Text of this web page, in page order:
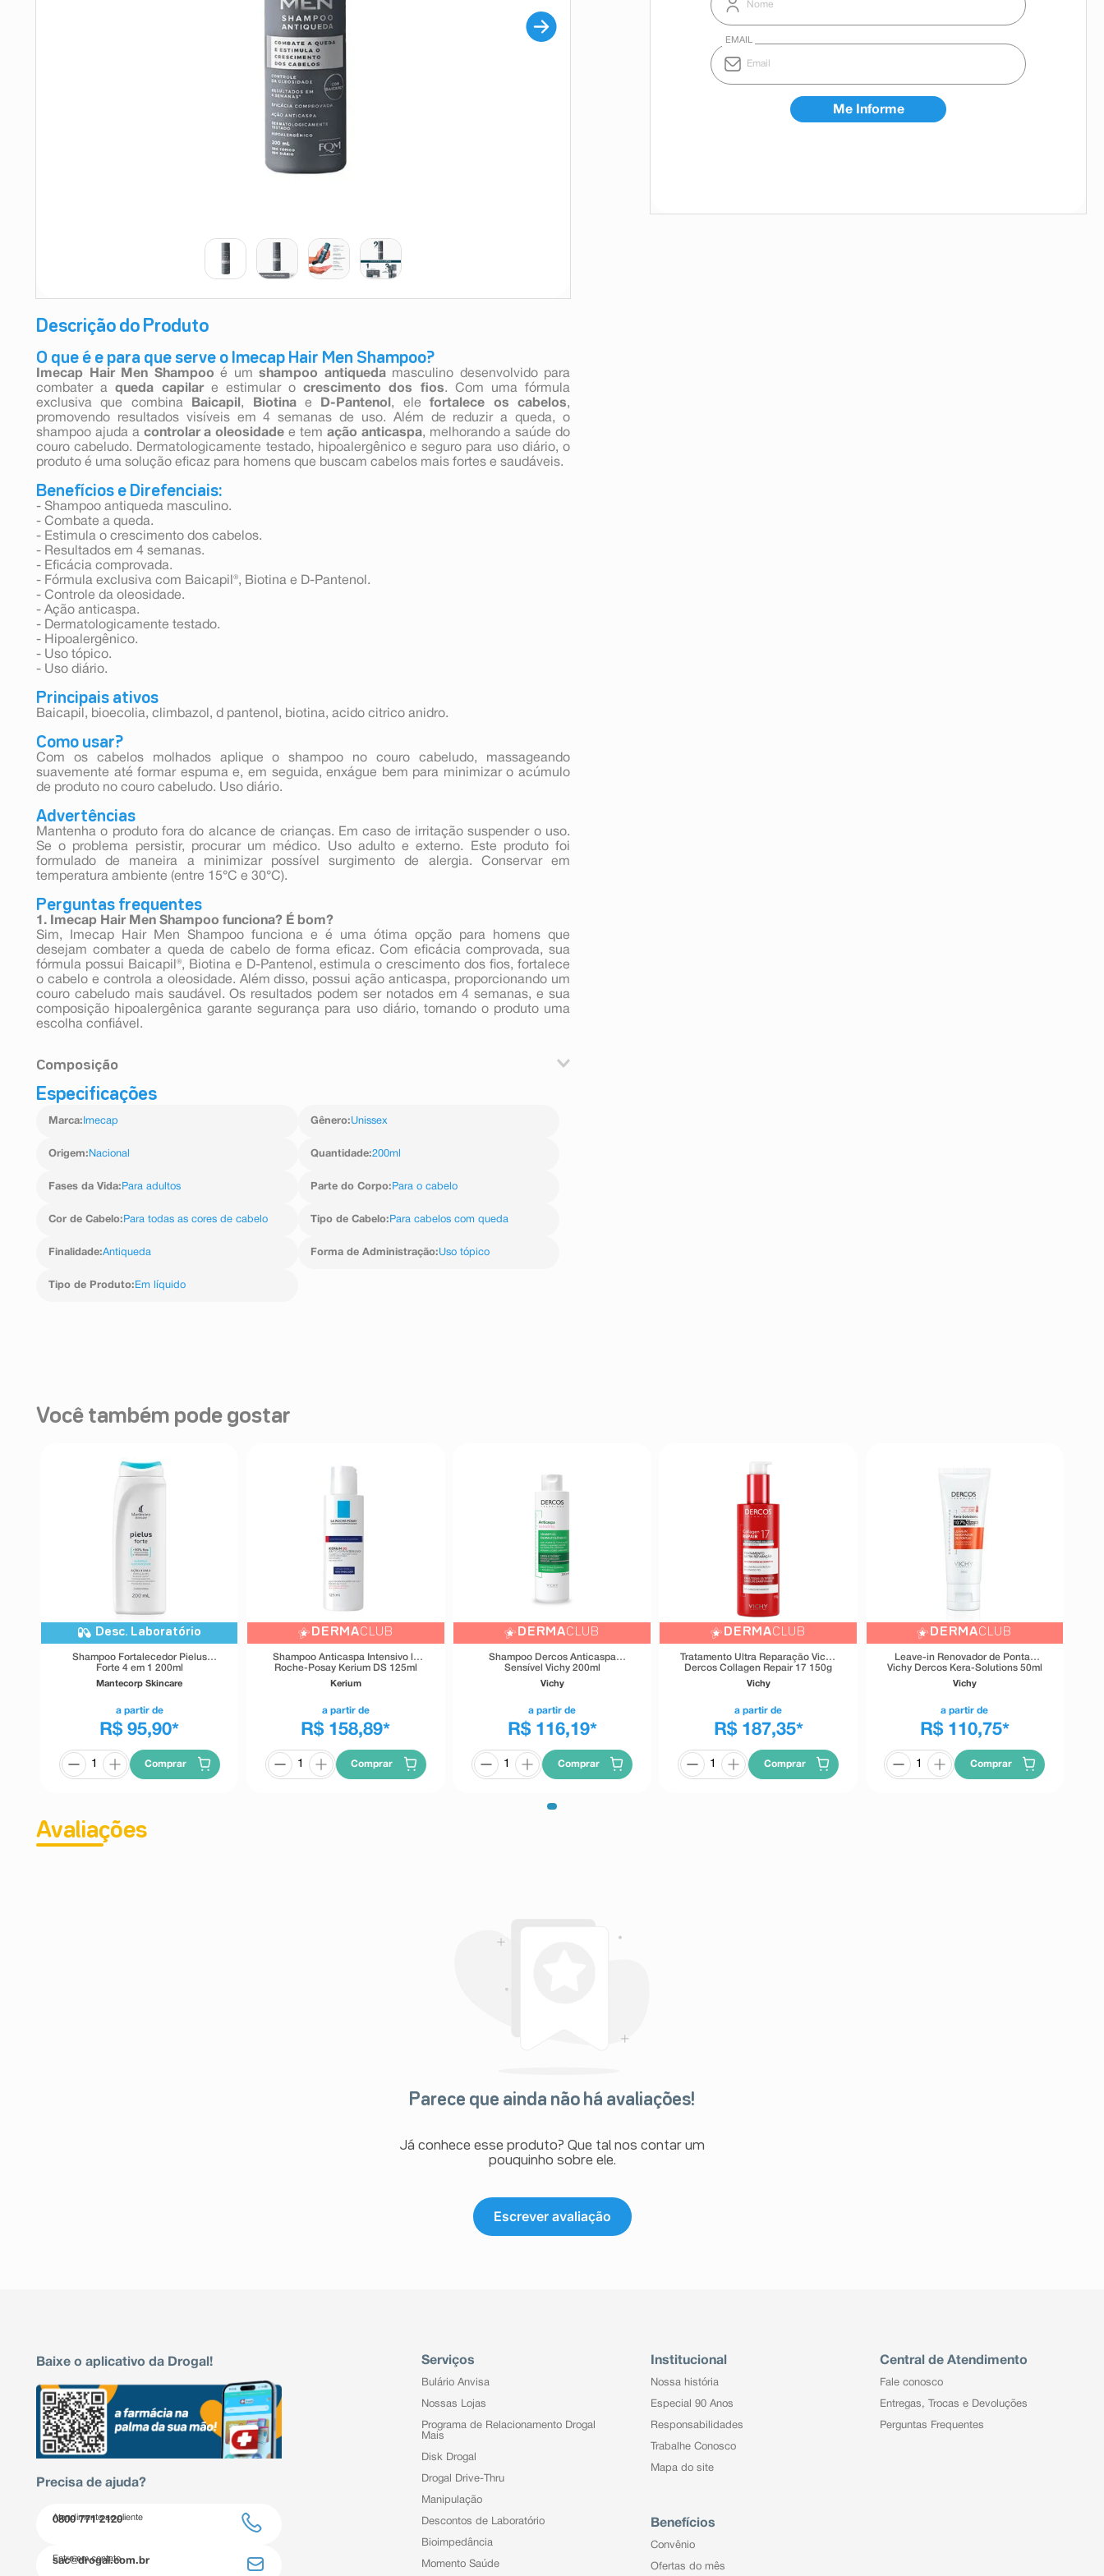
Descrição do Produto
O que é e para que serve o Imecap Hair Men Shampoo?
Imecap Hair Men Shampoo é um shampoo antiquedamasculino desenvolvido para
combater aqueda capilare estimular ocrescimento dos fios. Com uma fórmula
exclusiva que combina
Baicapil , Biotinae D-Pantenol , elefortalece os cabelos,
promovendo resultados visíveis em 4 semanas de uso. Além de reduzir a queda, o
shampoo ajuda a controlar a oleosidade e tem ação anticaspa, melhorando a saúde do
couro cabeludo. Dermatologicamente testado, hipoalergênico e seguro para uso diário, o
produto é uma solução eficaz para homens que buscam cabelos mais fortes e saudáveis.
Benefícios e Direfenciais:
- Shampoo antiqueda masculino.
- Combate a queda.
- Estimula o crescimento dos cabelos.
- Resultados em 4 semanas.
- Eficácia comprovada.
- Fórmula exclusiva com Baicapil®, Biotina e D-Pantenol.
- Controle da oleosidade.
- Ação anticaspa.
- Dermatologicamente testado.
- Hipoalergênico.
- Uso tópico.
- Uso diário.
Principais ativos
Baicapil, bioecolia, climbazol, d pantenol, biotina, acido citrico anidro.
Como usar?
Com os cabelos molhados aplique o shampoo no couro cabeludo, massageando
suavemente até formar espuma e, em seguida, enxágue bem para minimizar o acúmulo
de produto no couro cabeludo. Uso diário.
Advertências
Mantenha o produto fora do alcance de crianças. Em caso de irritação suspender o uso.
Se o problema persistir, procurar um médico. Uso adulto e externo. Este produto foi
formulado de maneira a minimizar possível surgimento de alergia. Conservar em
temperatura ambiente (entre 15°C e 30°C).
Perguntas frequentes
1. Imecap Hair Men Shampoo funciona? É bom?
Sim, Imecap Hair Men Shampoo funciona e é uma ótima opção para homens que
desejam combater a queda de cabelo de forma eficaz. Com eficácia comprovada, sua
fórmula possui Baicapil®, Biotina e D-Pantenol, estimula o crescimento dos fios, fortalece
o cabelo e controla a oleosidade. Além disso, possui ação anticaspa, proporcionando um
couro cabeludo mais saudável. Os resultados podem ser notados em 4 semanas, e sua
composição hipoalergênica garante segurança para uso diário, tornando o produto uma
escolha confiável.
Composição
Aqua, Alpha-glucan oligosaccharide, Arginine, Biotin, Calcium Gluconate, Citric acid,
Glycine Soja Germ Extract, Lactic Acid, Magnesium Chloride, Magnesium Nitrate,
glucose trioleate, Pentylene Glycol, Phenoxyethanol, Polyacrylate Crosspolymer-6,
Sodium Laureth Sulfate, T-butyl Alcohol e Triticum Vulgare Germ Extract.
Especificações
Marca: Imecap Gênero:Unissex
Origem: Nacional Quantidade:200ml
Fases da Vida: Para adultos Parte do Corpo: Para o cabelo
Cor de Cabelo: Para todas as cores de cabelo Tipo de Cabelo: Para cabelos com queda
Finalidade:Antiqueda Forma de Administração:Uso tópico
Tipo de Produto: Em líquido
Você também pode gostar
Desc. Laboratório
Shampoo Fortalecedor Pielus
Forte 4 em 1 200ml
Mantecorp Skincare
a partir de
R$ 95,90*
Comprar
DERMACLUB
Shampoo Anticaspa Intensivo la
Roche-Posay Kerium DS 125ml
Kerium
a partir de
R$ 158,89*
Comprar
DERMACLUB
Shampoo Dercos Anticaspa
Sensível Vichy 200ml
Vichy
a partir de
R$ 116,19*
Comprar
DERMACLUB
Tratamento Ultra Reparação Vichy
Dercos Collagen Repair 17 150g
Vichy
a partir de
R$ 187,35*
Comprar
DERMACLUB
Leave-in Renovador de Pontas
Vichy Dercos Kera-Solutions 50ml
Vichy
a partir de
R$ 110,75*
Comprar
Avaliações
Parece que ainda não há avaliações!
Já conhece esse produto? Que tal nos contar um
pouquinho sobre ele.
Escrever avaliação
Baixe o aplicativo da Drogal!
Precisa de ajuda?
Atendimento ao cliente
0800 771 2120
Entre em contato
sac@drogal.com.br
Serviços
Bulário Anvisa
Nossas Lojas
Programa de Relacionamento Drogal
Mais
Disk Drogal
Drogal Drive-Thru
Manipulação
Descontos de Laboratório
Bioimpedância
Momento Saúde
Institucional
Nossa história
Especial 90 Anos
Responsabilidades
Trabalhe Conosco
Mapa do site
Benefícios
Convênio
Ofertas do mês
Central de Atendimento
Fale conosco
Entregas, Trocas e Devoluções
Perguntas Frequentes
absorvente
shampoo